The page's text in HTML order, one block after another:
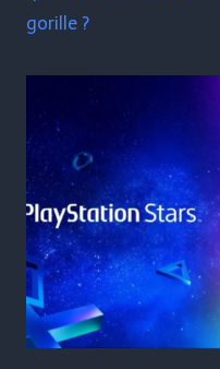
gorille ?